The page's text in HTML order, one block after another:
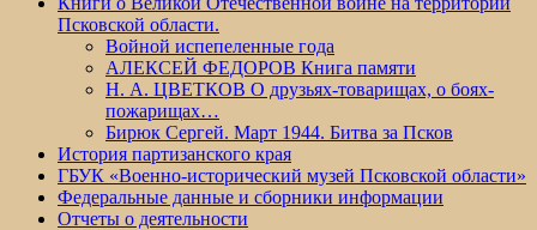
Псковской области.
Войной испепеленные года
АЛЕКСЕЙ ФЕДОРОВ Книга памяти
Н. А. ЦВЕТКОВ О друзьях-товарищах, о боях-
пожарищах…
Бирюк Сергей. Март 1944. Битва за Псков
История партизанского края
ГБУК «Военно-исторический музей Псковской области»
Федеральные данные и сборники информации
Отчеты о деятельности